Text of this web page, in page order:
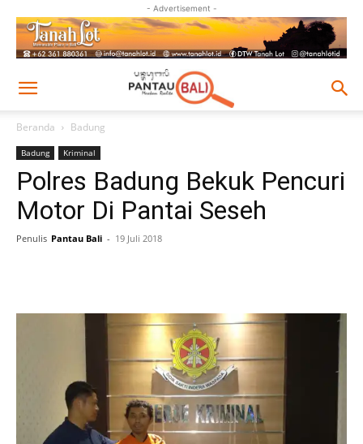
- Advertisement -
Beranda Badung
Badung Kriminal
Polres Badung Bekuk Pencuri
Motor Di Pantai Seseh
Penulis Pantau Bali - 19 Juli 2018